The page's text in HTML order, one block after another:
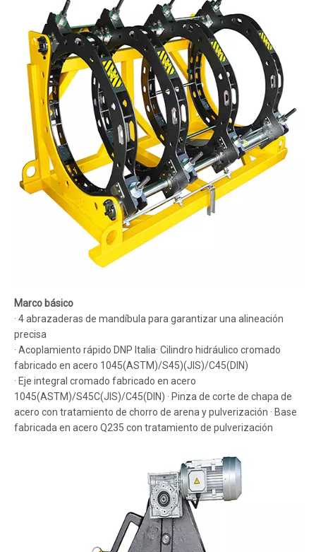
Marco básico
· 4 abrazaderas de mandíbula para garantizar una alineación
precisa
· Acoplamiento rápido DNP Italia· Cilindro hidráulico cromado
fabricado en acero 1045(ASTM)/S45)(JIS)/C45(DIN)
· Eje integral cromado fabricado en acero
1045(ASTM)/S45C(JIS)/C45(DIN) · Pinza de corte de chapa de
acero con tratamiento de chorro de arena y pulverización · Base
fabricada en acero Q235 con tratamiento de pulverización